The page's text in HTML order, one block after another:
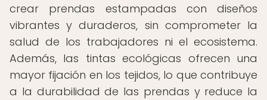
crear prendas estampadas con diseños
vibrantes y duraderos, sin comprometer la
salud de los trabajadores ni el ecosistema.
Además, las tintas ecológicas ofrecen una
mayor fijación en los tejidos, lo que contribuye
a la durabilidad de las prendas y reduce la